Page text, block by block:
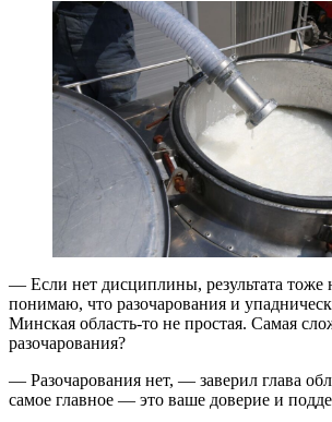
— Если нет дисциплины, результата тоже
понимаю, что разочарования и
Минская область-то не простая. Самая
разочарования?
— Разочарования нет, — заверил глава
самое главное — это ваше доверие и